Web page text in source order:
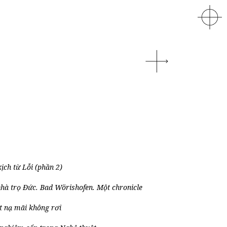
từ Lỗi (phần 2)
trọ Đức. Bad Wörishofen. Một chronicle
nạ mãi không rơi